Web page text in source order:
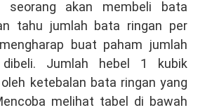
seorang akan membeli bata
tahu jumlah bata ringan per
buat paham jumlah
Jumlah hebel 1 kubik
ketebalan bata ringan yang
melihat tabel di bawah